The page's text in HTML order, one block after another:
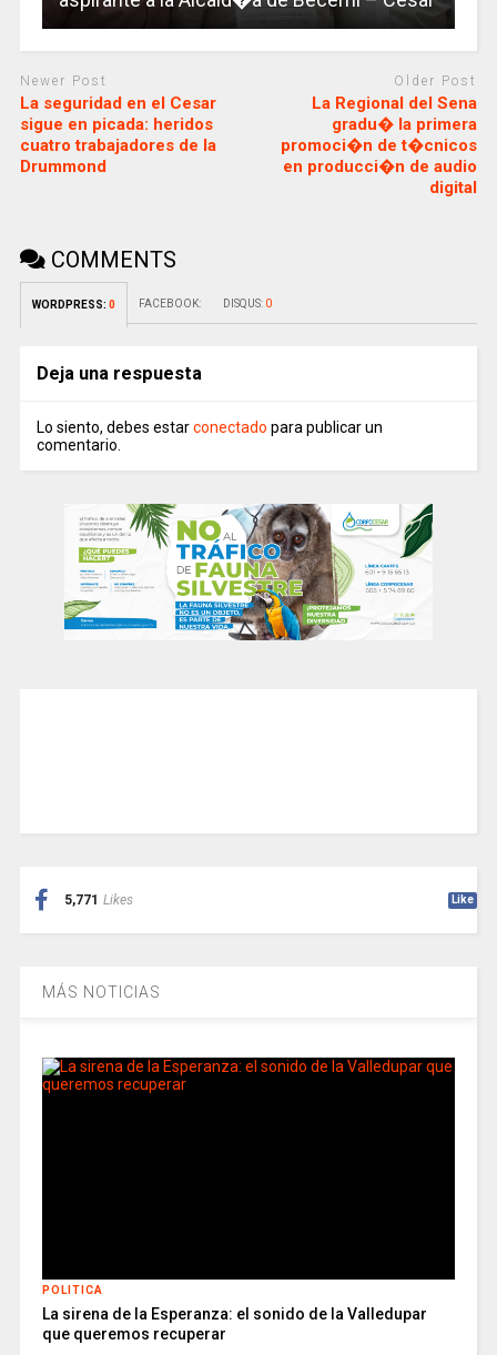
Newer Post
La seguridad en el Cesar
sigue en picada: heridos
cuatro trabajadores de la
Drummond
Older Post
La Regional del Sena
gradu� la primera
promoci�n de t�cnicos
en producci�n de audio
digital
COMMENTS
WORDPRESS: 0 FACEBOOK: DISQUS: 0
Deja una respuesta
Lo siento, debes estarconectado para publicar un
comentario.
5,771 Likes Like
MÁS NOTICIAS
POLITICA
La sirena de la Esperanza: el sonido de la Valledupar
que queremos recuperar